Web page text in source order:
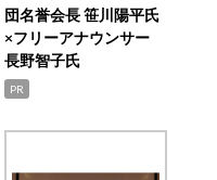
団名誉会長 笹川陽平氏
×フリーアナウンサー
長野智子氏
PR